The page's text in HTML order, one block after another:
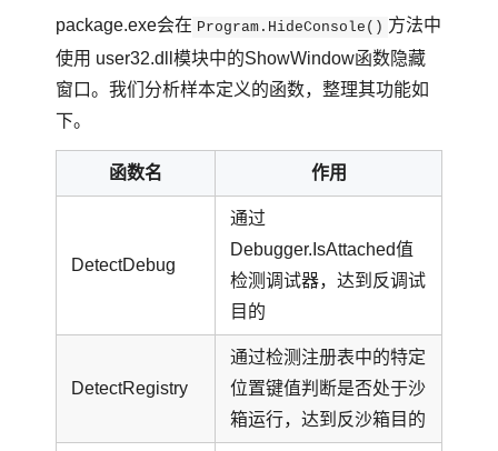
package.exe会在 Program.HideConsole() 方法中
使用 user32.dll模块中的ShowWindow函数隐藏
窗口。我们分析样本定义的函数，整理其功能如
下。
函数名 作用
DetectDebug
通过
Debugger.IsAttached值
检测调试器，达到反调试
目的
DetectRegistry
通过检测注册表中的特定
位置键值判断是否处于沙
箱运行，达到反沙箱目的